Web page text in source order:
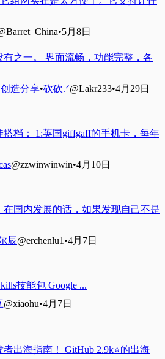
•5月8日
之一。 界面流畅，功能完整，各
创造分享•砍砍.ᐟ@Lakr233•4月29日
档： 1:英国giffgaff的手机卡，每年
@zzwinwinwin•4月10日
国内发展的话，如果发现自己不是
辰@erchenlu1 •4月7日
技能包 Google ...
@xiaohu•4月7日
出海指南！ GitHub 2.9k⭐的出海